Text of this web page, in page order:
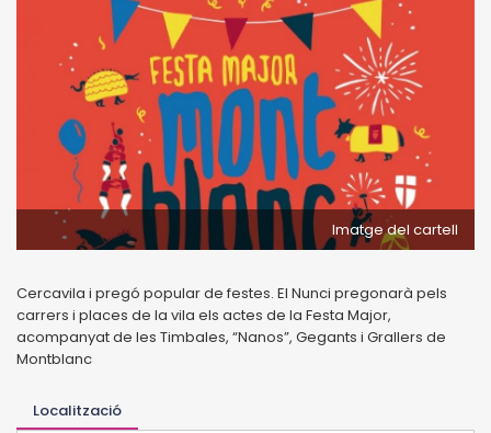
Imatge del cartell
Cercavila i pregó popular de festes. El Nunci pregonarà pels
carrers i places de la vila els actes de la Festa Major,
acompanyat de les Timbales, “Nanos”, Gegants i Grallers de
Montblanc
Localització